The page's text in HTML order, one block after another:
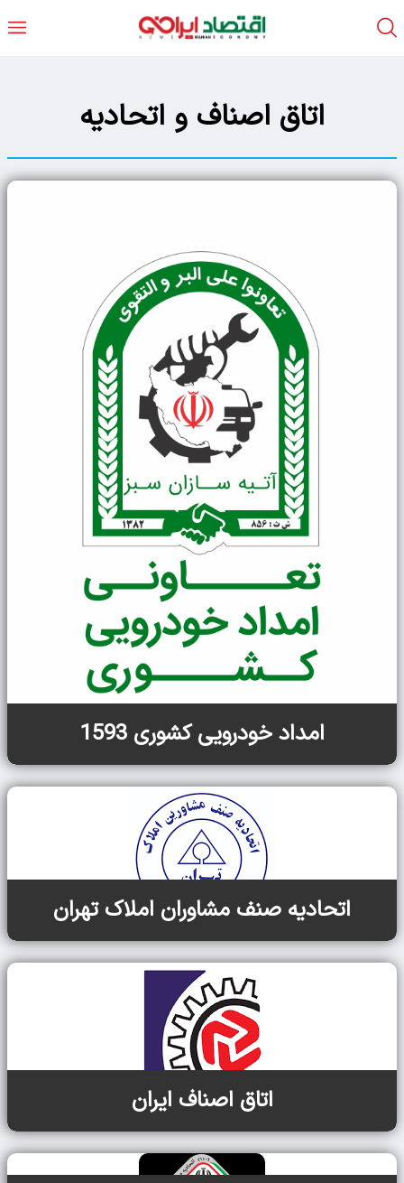
اتاق اصناف و اتحادیه
امداد خودرویی کشوری 1593
اتحادیه صنف مشاوران املاک تهران
اتاق اصناف ایران